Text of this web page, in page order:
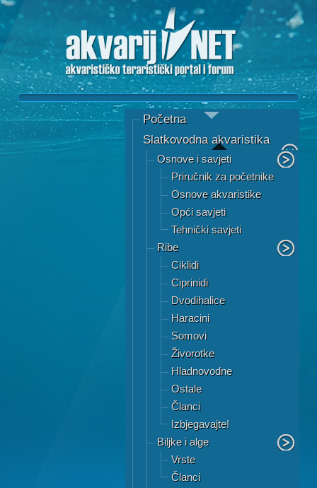
Početna
Slatkovodna akvaristika
Osnove i savjeti
Priručnik za početnike
Osnove akvaristike
Opći savjeti
Tehnički savjeti
Ribe
Ciklidi
Ciprinidi
Dvodihalice
Haracini
Somovi
Živorotke
Hladnovodne
Ostale
Članci
Izbjegavajte!
Biljke i alge
Vrste
Članci